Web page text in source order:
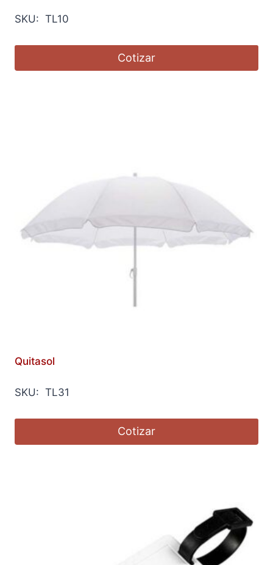
SKU: TL10
Cotizar
Quitasol
SKU: TL31
Cotizar